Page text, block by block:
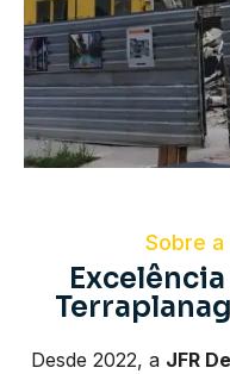
Sobre a
Desde 2022, a JFR